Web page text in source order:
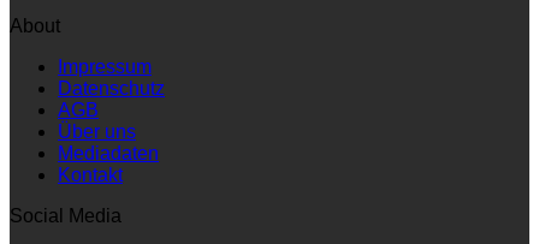
About
Impressum
Datenschutz
AGB
Über uns
Mediadaten
Kontakt
Social Media